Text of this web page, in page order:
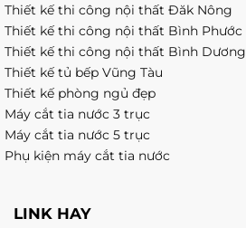
Thiết kế thi công nội thất Đăk Nông
Thiết kế thi công nội thất Bình Phước
Thiết kế thi công nội thất Bình Dương
Thiết kế tủ bếp Vũng Tàu
Thiết kế phòng ngủ đẹp
Máy cắt tia nước 3 trục
Máy cắt tia nước 5 trục
Phụ kiện máy cắt tia nước
LINK HAY